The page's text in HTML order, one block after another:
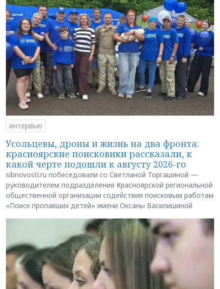
интервью
Усольцевы, дроны и жизнь на два фронта:
красноярские поисковики рассказали, к
какой черте подошли к августу 2026-го
sibnovosti.ru побеседовали со Светланой Торгашиной —
руководителем подразделения Красноярской региональной
общественной организации содействия поисковым работам
«Поиск пропавших детей» имени Оксаны Василишиной